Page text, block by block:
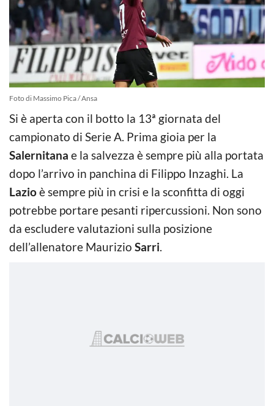
Foto di Massimo Pica / Ansa
Si è aperta con il botto la 13ª giornata del
campionato di Serie A. Prima gioia per la
Salernitana e la salvezza è sempre più alla portata
dopo l’arrivo in panchina di Filippo Inzaghi. La
Lazioè sempre più in crisi e la sconfitta di oggi
potrebbe portare pesanti ripercussioni. Non sono
da escludere valutazioni sulla posizione
dell’allenatore Maurizio Sarri.